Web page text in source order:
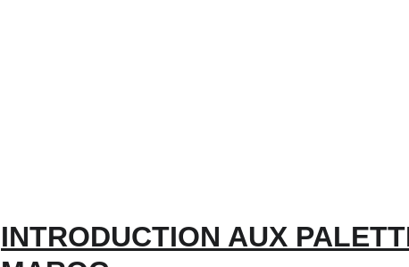
INTRODUCTION AUX